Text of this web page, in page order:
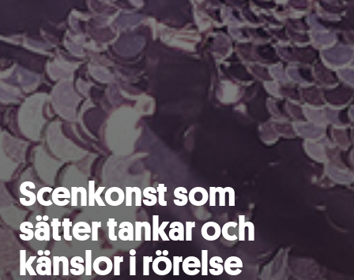
Scenkonst som
sätter tankar och
känslor i rörelse